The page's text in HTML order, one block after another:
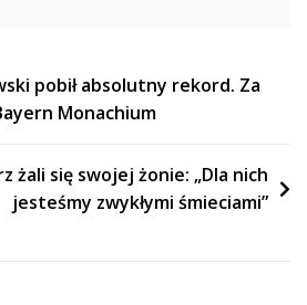
pobił absolutny rekord. Za
Monachium
żali się swojej żonie: „Dla nich
jesteśmy zwykłymi śmieciami”